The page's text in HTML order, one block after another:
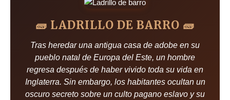
🧱 LADRILLO DE BARRO 🧱
Tras heredar una antigua casa de adobe en su
pueblo natal de Europa del Este, un hombre
regresa después de haber vivido toda su vida en
Inglaterra. Sin embargo, los habitantes ocultan un
oscuro secreto sobre un culto pagano eslavo y su